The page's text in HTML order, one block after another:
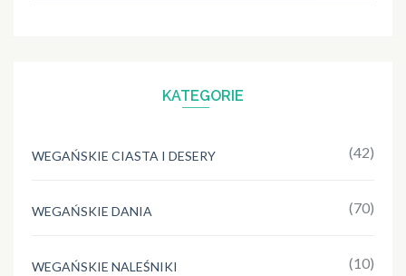
for:
KATEGORIE
WEGAŃSKIE CIASTA I DESERY (42)
WEGAŃSKIE DANIA (70)
WEGAŃSKIE NALEŚNIKI (10)